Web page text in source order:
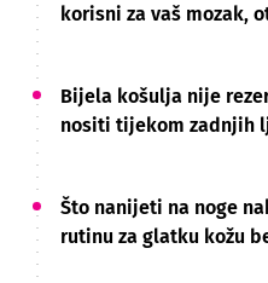
korisni za vaš mozak,
Bijela košulja nije
nositi tijekom zadnjih
Što nanijeti na noge
rutinu za glatku kožu